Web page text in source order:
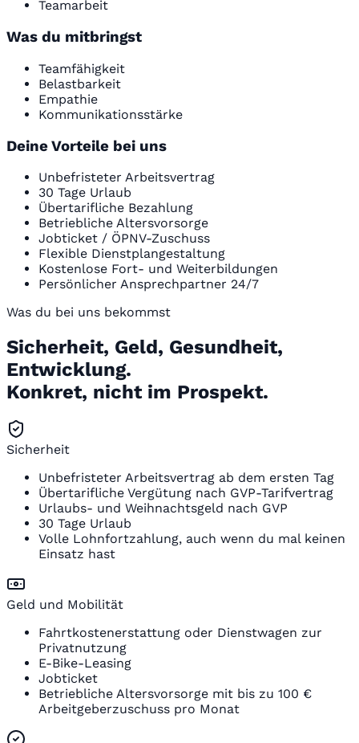
Teamarbeit
Was du mitbringst
Teamfähigkeit
Belastbarkeit
Empathie
Kommunikationsstärke
Deine Vorteile bei uns
Unbefristeter Arbeitsvertrag
30 Tage Urlaub
Übertarifliche Bezahlung
Betriebliche Altersvorsorge
Jobticket / ÖPNV-Zuschuss
Flexible Dienstplangestaltung
Kostenlose Fort- und Weiterbildungen
Persönlicher Ansprechpartner 24/7
Was du bei uns bekommst
Sicherheit, Geld, Gesundheit,
Entwicklung.
Konkret, nicht im Prospekt.
Sicherheit
Unbefristeter Arbeitsvertrag ab dem ersten Tag
Übertarifliche Vergütung nach GVP-Tarifvertrag
Urlaubs- und Weihnachtsgeld nach GVP
30 Tage Urlaub
Volle Lohnfortzahlung, auch wenn du mal keinen
Einsatz hast
Geld und Mobilität
Fahrtkostenerstattung oder Dienstwagen zur
Privatnutzung
E-Bike-Leasing
Jobticket
Betriebliche Altersvorsorge mit bis zu 100 €
Arbeitgeberzuschuss pro Monat